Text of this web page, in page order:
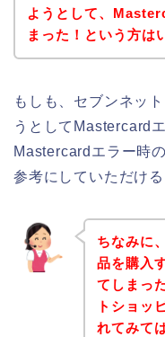
ようとして、
まった！という方は
もしも、セブンネッ
うとしてMastercard
Mastercardエラー時
参考にしていただける
ちなみに
品を購入
てしまっ
トショッ
れてみて